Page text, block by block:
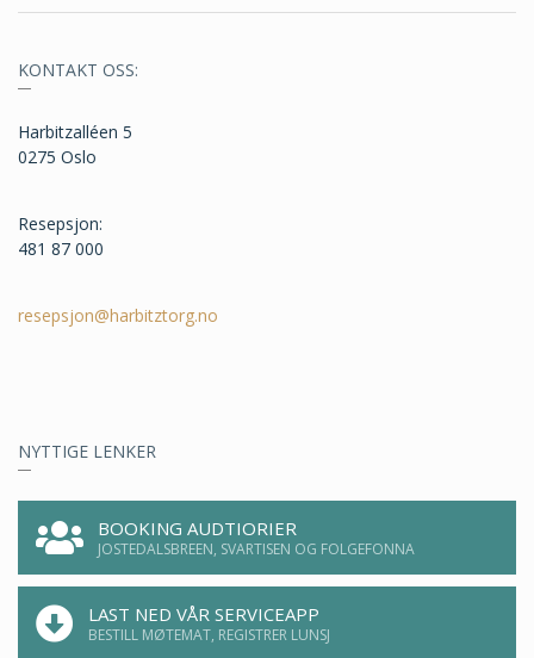
KONTAKT OSS:
Harbitzalléen 5
0275 Oslo
Resepsjon:
481 87 000
resepsjon@harbitztorg.no
NYTTIGE LENKER
BOOKING AUDTIORIER
JOSTEDALSBREEN, SVARTISEN OG FOLGEFONNA
LAST NED VÅR SERVICEAPP
BESTILL MØTEMAT, REGISTRER LUNSJ